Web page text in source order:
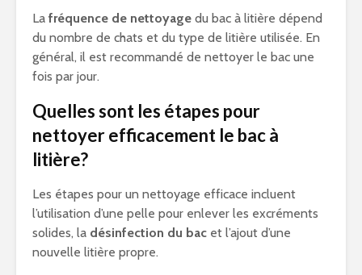
La fréquence de nettoyage du bac à litière dépend
du nombre de chats et du type de litière utilisée. En
général, il est recommandé de nettoyer le bac une
fois par jour.
Quelles sont les étapes pour
nettoyer efficacement le bac à
litière?
Les étapes pour un nettoyage efficace incluent
l’utilisation d’une pelle pour enlever les excréments
solides, la désinfection du bac et l’ajout d’une
nouvelle litière propre.